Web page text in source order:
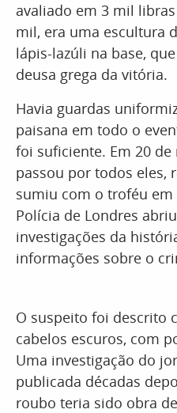
avaliado em 3 mil
mil, era uma escultura
lápis-lazúli na base,
deusa grega da vitória.
Havia guardas
paisana em todo o
foi suficiente. Em 20
passou por todos eles,
sumiu com o troféu em
Polícia de Londres
investigações da
informações sobre o
O suspeito foi descrito
cabelos escuros, com
Uma investigação do
publicada décadas
roubo teria sido obra